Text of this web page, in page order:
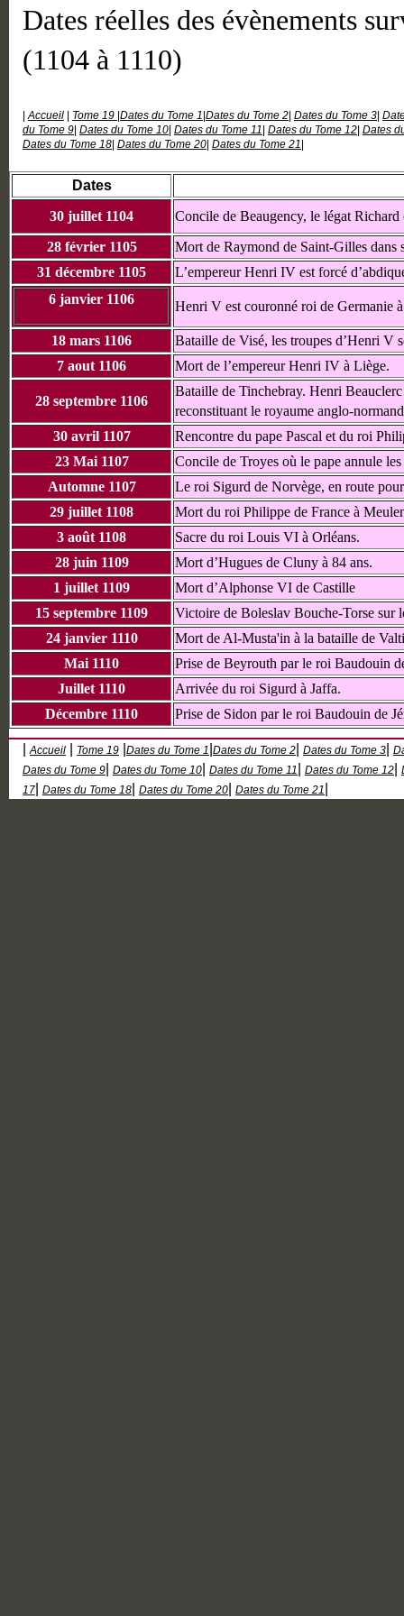
Dates réelles des évènements
(1104 à 1110)
|Accueil Tome 19 Dates du Tome 1 Dates du Tome 2 Dates du Tome 3
du Tome 9 Dates du Tome 10 Dates du Tome 11 Dates du Tome 12 Dates
Dates du Tome 18 Dates du Tome 20 Dates du Tome 21
Dates
30 juillet 1104
Concile de Beaugency, le légat
28 février 1105
Mort de Raymond de Saint-Gilles dans
31 décembre 1105
L’empereur Henri IV est forcé
6 janvier 1106
Henri V est couronné roi de Germanie
18 mars 1106
Bataille de Visé, les troupes d’Henri V
7 aout 1106
Mort de l’empereur Henri IV à Liège.
28 septembre 1106
Bataille de Tinchebray. Henri
reconstituant le royaume anglo-
30 avril 1107
Rencontre du pape Pascal et du roi
23 Mai 1107
Concile de Troyes où le pape annule
Automne 1107
Le roi Sigurd de Norvège, en route
29 juillet 1108
Mort du roi Philippe de France à
3 août 1108
Sacre du roi Louis VI à Orléans.
28 juin 1109
Mort d’Hugues de Cluny à 84 ans.
1 juillet 1109
Mort d’Alphonse VI de Castille
15 septembre 1109
Victoire de Boleslav Bouche-Torse sur
24 janvier 1110
Mort de Al-Musta'in à la bataille de
Mai 1110
Prise de Beyrouth par le roi Baudouin
Juillet 1110
Arrivée du roi Sigurd à Jaffa.
Décembre 1110
Prise de Sidon par le roi Baudouin de
Accueil Tome 19 Dates du Tome 1 Dates du Tome 2 Dates du Tome 3
Dates du Tome 9 Dates du Tome 10 Dates du Tome 11 Dates du Tome 12
17 Dates du Tome 18 Dates du Tome 20 Dates du Tome 21